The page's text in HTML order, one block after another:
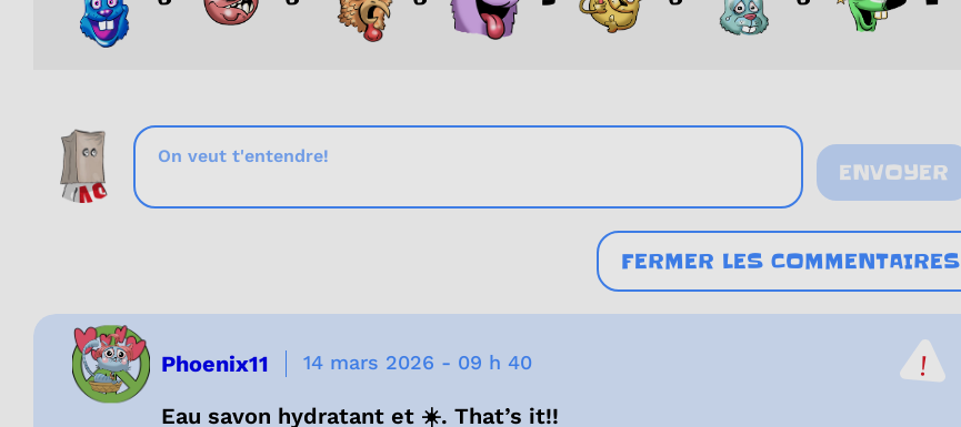
ENVOYER
FERMER LES COMMENTAIRES
Phoenix11 14 mars 2026 - 09 h 40
Eau savon hydratant et ☀️. That’s it!!